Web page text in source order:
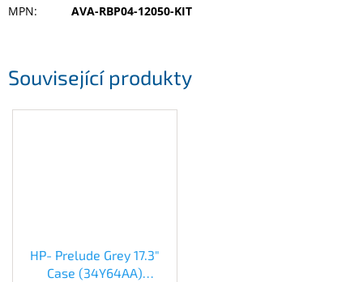
Související produkty
HP- Prelude Grey 17.3"
Case (34Y64AA)
MPN: AVA-RBP04-12050-KIT